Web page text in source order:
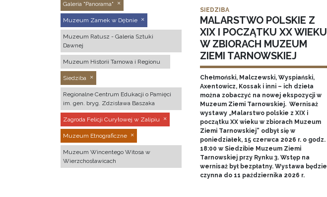
Galeria "Panorama"
Muzeum Zamek w Dębnie
Muzeum Ratusz - Galeria Sztuki
Dawnej
Muzeum Historii Tarnowa i Regionu
Siedziba
Regionalne Centrum Edukacji o Pamięci
im. gen. bryg. Zdzisława Baszaka
Zagroda Felicji Curyłowej w Zalipiu
Muzeum Etnograficzne
Muzeum Wincentego Witosa w
Wierzchosławicach
SIEDZIBA
MALARSTWO POLSKIE Z
XIX I POCZĄTKU XX WIEKU
W ZBIORACH MUZEUM
ZIEMI TARNOWSKIEJ
Chełmoński, Malczewski, Wyspiański,
Axentowicz, Kossak i inni – ich dzieła
można zobaczyć na nowej ekspozycji w
Muzeum Ziemi Tarnowskiej. Wernisaż
wystawy „Malarstwo polskie z XIX i
początku XX wieku w zbiorach Muzeum
Ziemi Tarnowskiej” odbył się w
poniedziałek, 15 czerwca 2026 r. o godz.
18:00 w Siedzibie Muzeum Ziemi
Tarnowskiej przy Rynku 3. Wstęp na
wernisaż był bezpłatny. Wystawa będzie
czynna do 11 października 2026 r.